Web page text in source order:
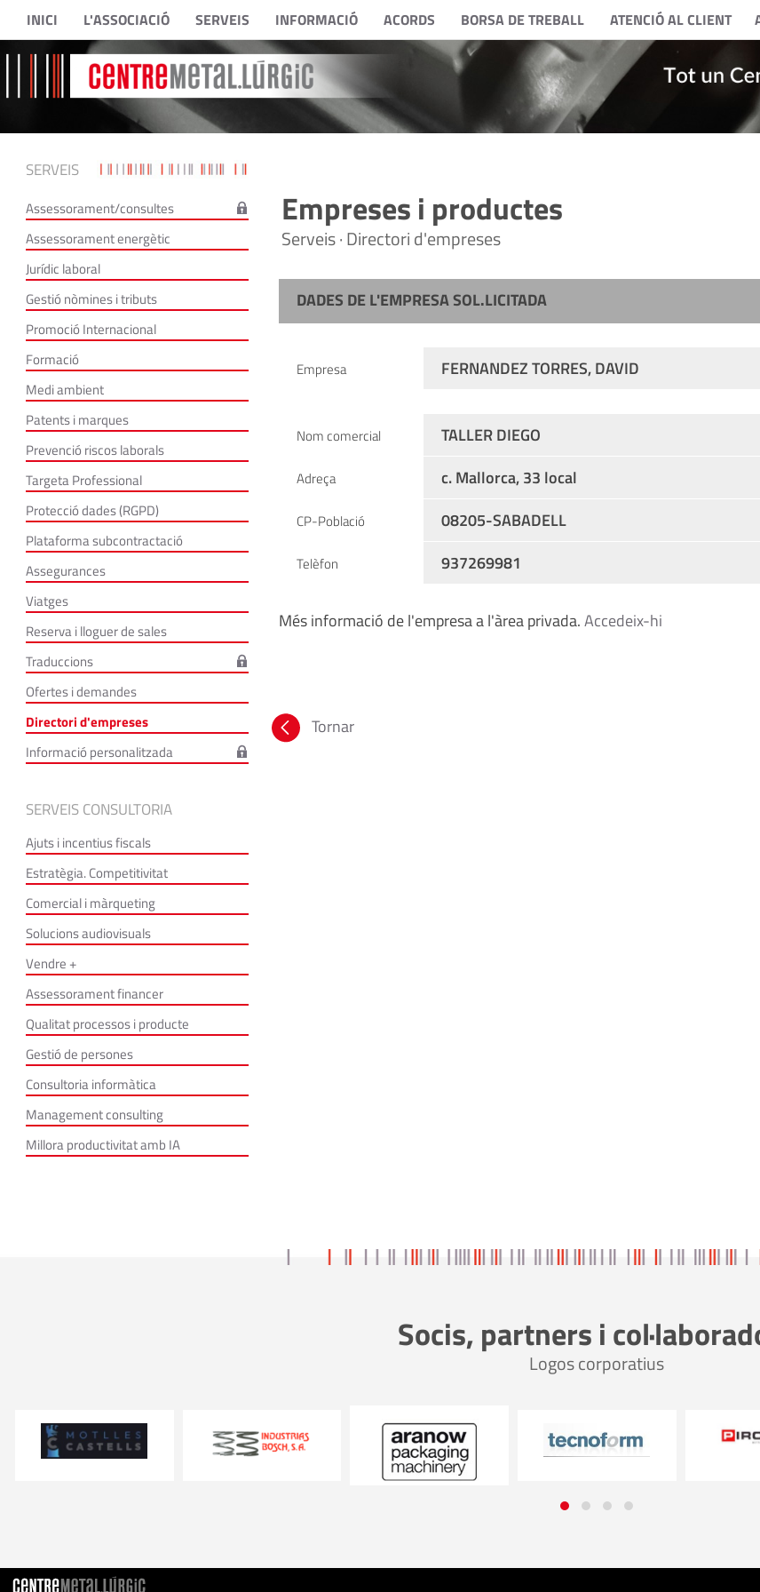
INICI L'ASSOCIACIÓ SERVEIS INFORMACIÓ ACORDS BORSA DE TREBALL ATENCIÓ AL CLIENT
SERVEIS
Assessorament/consultes
Assessorament energètic
Jurídic laboral
Gestió nòmines i tributs
Promoció Internacional
Formació
Medi ambient
Patents i marques
Prevenció riscos laborals
Targeta Professional
Protecció dades (RGPD)
Plataforma subcontractació
Assegurances
Viatges
Reserva i lloguer de sales
Traduccions
Ofertes i demandes
Directori d'empreses
Informació personalitzada
SERVEIS CONSULTORIA
Ajuts i incentius fiscals
Estratègia. Competitivitat
Comercial i màrqueting
Solucions audiovisuals
Vendre +
Assessorament financer
Qualitat processos i producte
Gestió de persones
Consultoria informàtica
Management consulting
Millora productivitat amb IA
Empreses i productes
Serveis · Directori d'empreses
DADES DE L'EMPRESA SOL.LICITADA
Empresa FERNANDEZ TORRES, DAVID
Nom comercial TALLER DIEGO
Adreça c. Mallorca, 33 local
CP-Població 08205-SABADELL
Telèfon 937269981
Més informació de l'empresa a l'àrea privada.Accedeix-hi
Tornar
Socis, partners i
Logos corporatius